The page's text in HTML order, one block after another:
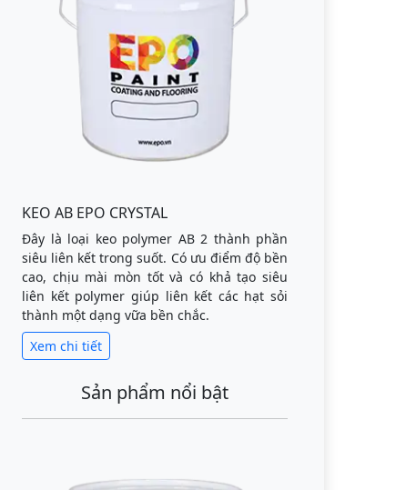
KEO AB EPO CRYSTAL
Đây là loại keo polymer AB 2 thành phần
siêu liên kết trong suốt. Có ưu điểm độ bền
cao, chịu mài mòn tốt và có khả tạo siêu
liên kết polymer giúp liên kết các hạt sỏi
thành một dạng vữa bền chắc.
Xem chi tiết
Sản phẩm nổi bật